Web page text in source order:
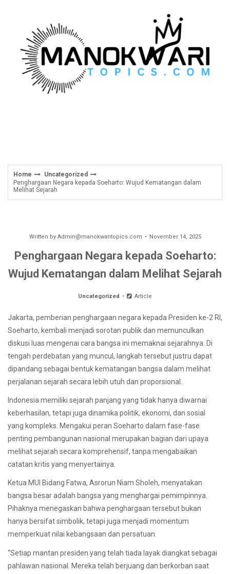
Home
Uncategorized
Penghargaan Negara kepada Soeharto: Wujud Kematangan dalam
Melihat Sejarah
Written by Admin@manokwaritopics.com November 14, 2025
Penghargaan Negara kepada Soeharto:
Wujud Kematangan dalam Melihat Sejarah
Uncategorized Article
Jakarta, pemberian penghargaan negara kepada Presiden ke-2 RI,
Soeharto, kembali menjadi sorotan publik dan memunculkan
diskusi luas mengenai cara bangsa ini memaknai sejarahnya. Di
tengah perdebatan yang muncul, langkah tersebut justru dapat
dipandang sebagai bentuk kematangan bangsa dalam melihat
perjalanan sejarah secara lebih utuh dan proporsional.
Indonesia memiliki sejarah panjang yang tidak hanya diwarnai
keberhasilan, tetapi juga dinamika politik, ekonomi, dan sosial
yang kompleks. Mengakui peran Soeharto dalam fase-fase
penting pembangunan nasional merupakan bagian dari upaya
melihat sejarah secara komprehensif, tanpa mengabaikan
catatan kritis yang menyertainya.
Ketua MUI Bidang Fatwa, Asrorun Niam Sholeh, menyatakan
bangsa besar adalah bangsa yang menghargai pemimpinnya.
Pihaknya menegaskan bahwa penghargaan tersebut bukan
hanya bersifat simbolik, tetapi juga menjadi momentum
memperkuat nilai kebangsaan dan persatuan.
“Setiap mantan presiden yang telah tiada layak diangkat sebagai
pahlawan nasional. Mereka telah berjuang dan berkorban saat